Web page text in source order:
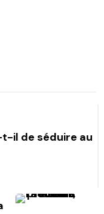
il de séduire au